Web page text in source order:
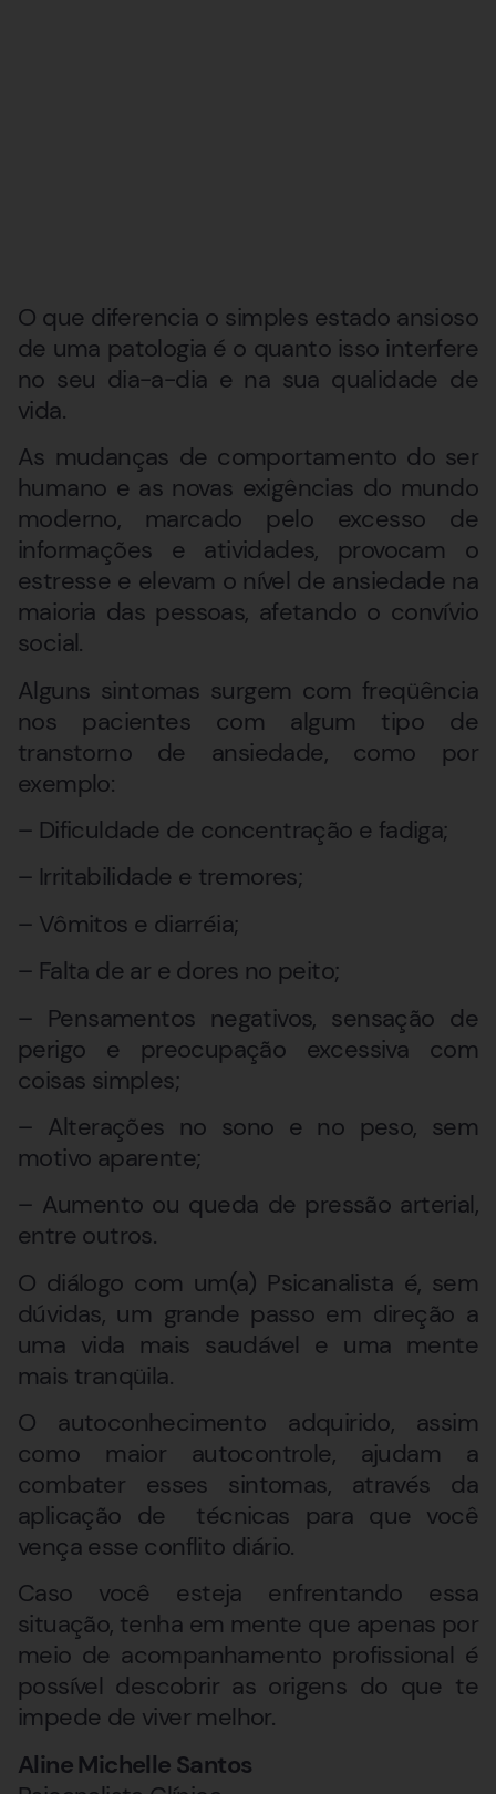
O que diferencia o simples estado ansioso
de uma patologia é o quanto isso interfere
no seu dia-a-dia e na sua qualidade de
vida.
As mudanças de comportamento do ser
humano e as novas exigências do mundo
moderno, marcado pelo excesso de
informações e atividades, provocam o
estresse e elevam o nível de ansiedade na
maioria das pessoas, afetando o convívio
social.
Alguns sintomas surgem com freqüência
nos pacientes com algum tipo de
transtorno de ansiedade, como por
exemplo:
– Dificuldade de concentração e fadiga;
– Irritabilidade e tremores;
– Vômitos e diarréia;
– Falta de ar e dores no peito;
– Pensamentos negativos, sensação de
perigo e preocupação excessiva com
coisas simples;
– Alterações no sono e no peso, sem
motivo aparente;
– Aumento ou queda de pressão arterial,
entre outros.
O diálogo com um(a) Psicanalista é, sem
dúvidas, um grande passo em direção a
uma vida mais saudável e uma mente
mais tranqüila.
O autoconhecimento adquirido, assim
como maior autocontrole, ajudam a
combater esses sintomas, através da
aplicação de técnicas para que você
vença esse conflito diário.
Caso você esteja enfrentando essa
situação, tenha em mente que apenas por
meio de acompanhamento profissional é
possível descobrir as origens do que te
impede de viver melhor.
Aline Michelle Santos